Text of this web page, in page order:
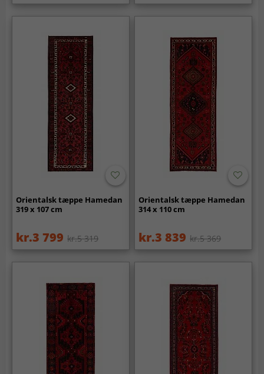
Orientalsk tæppe Hamedan
319 x 107 cm
kr.3 799 kr.5 319
Orientalsk tæppe Hamedan
314 x 110 cm
kr.3 839 kr.5 369